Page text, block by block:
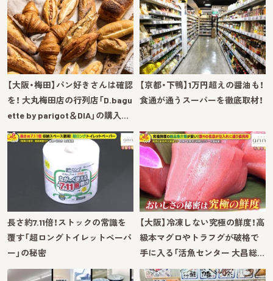
【大阪・梅田】パン好きさんは確認
を！ 大丸梅田店の行列店「D.bagu
ette by parigot＆DIA」の購入…
【京都・下鴨】1万円超えの醤油も！
食通が通うスーパーを徹底取材！
長さ約7.11倍！ストックの常識を
覆す「超ロングトイレットペーパ
ー」の秘密
【大阪】冷凍しない究極の鮮度！高
級本マグロやトラフグが破格で
手に入る「活魚センター 大昌総…